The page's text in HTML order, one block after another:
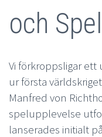
och
Vi förkroppsligar
ur första
Manfred von
spelupplevelse
lanserades initialt